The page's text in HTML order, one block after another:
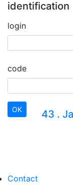
identification
login
code
43 .
Contact